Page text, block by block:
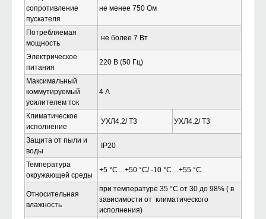
сопротивление
пускателя
не менее 750 Ом
Потребляемая
мощность
не более 7 Вт
Электрическое
питания
220 В (50 Гц)
Максимальный
коммутируемый
усилителем ток
4 А
Климатическое
исполнение
УХЛ4.2/ Т3 УХЛ4.2/ Т3
Защита от пыли и
воды
IP20
Температура
окружающей среды
+5 °С…+50 °С/ -10 °С…+55 °С
Относительная
влажность
при температуре 35 °С от 30 до 98% ( в
зависимости от климатического
исполнения)